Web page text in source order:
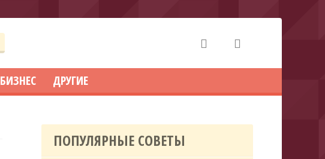
БИЗНЕС ДРУГИЕ
ПОПУЛЯРНЫЕ СОВЕТЫ